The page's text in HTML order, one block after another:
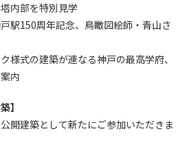
内部を特別見学
駅150周年記念、鳥瞰図絵師・青山さ
様式の建築が連なる神戸の最高学府、
内
】
開建築として新たにご参加いただきま